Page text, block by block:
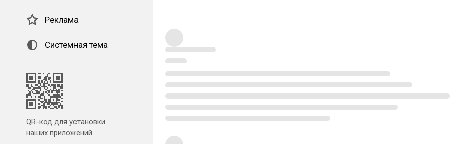
Реклама
Системная тема
QR-код для установки
наших приложений.